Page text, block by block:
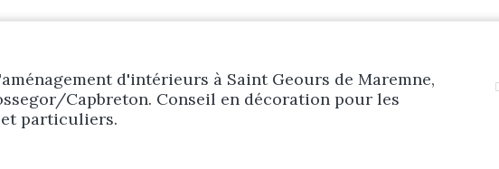
Prestations
d'intérieurs à Saint Geours de Maremne,
Capbreton. Conseil en décoration pour les
particuliers.